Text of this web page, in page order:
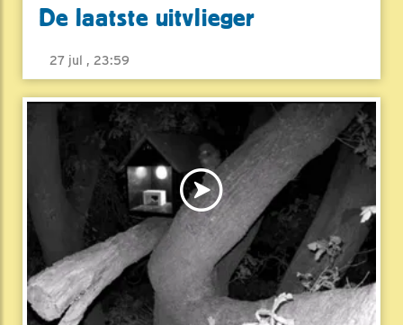
De laatste uitvlieger
27 jul , 23:59